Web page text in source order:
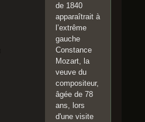
de 1840
apparaîtrait à
l’extrême
gauche
Constance
Mozart, la
veuve du
compositeur,
âgée de 78
ans, lors
d'une visite